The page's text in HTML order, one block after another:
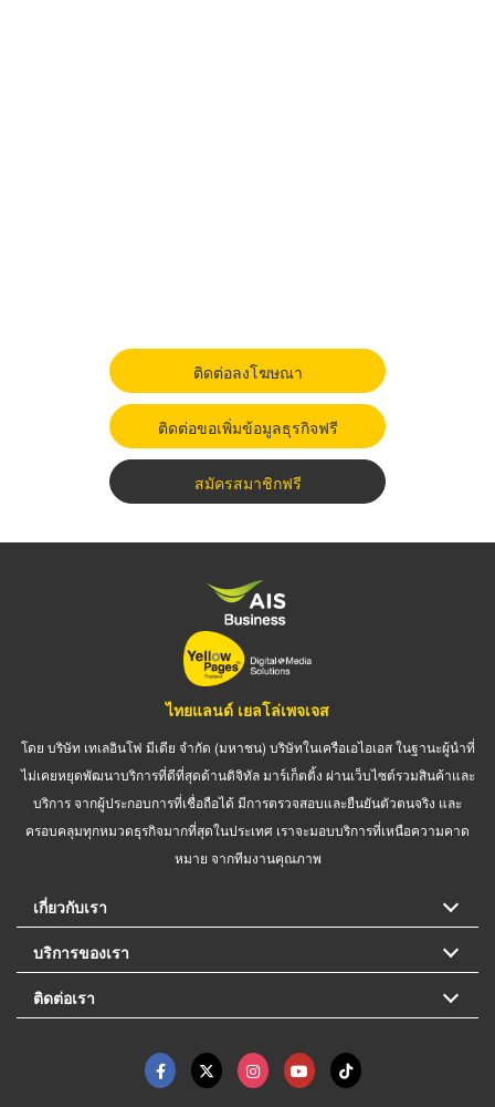
ติดต่อลงโฆษณา
ติดต่อขอเพิ่มข้อมูลธุรกิจฟรี
สมัครสมาชิกฟรี
ไทยแลนด์ เยลโล่เพจเจส
โดย บริษัท เทเลอินโฟ มีเดีย จำกัด (มหาชน) บริษัทในเครือเอไอเอส ในฐานะผู้นำที่
ไม่เคยหยุดพัฒนาบริการที่ดีที่สุดด้านดิจิทัล มาร์เก็ตติ้ง ผ่านเว็บไซต์รวมสินค้าและ
บริการ จากผู้ประกอบการที่เชื่อถือได้ มีการตรวจสอบและยืนยันตัวตนจริง และ
ครอบคลุมทุกหมวดธุรกิจมากที่สุดในประเทศ เราจะมอบบริการที่เหนือความคาด
หมาย จากทีมงานคุณภาพ
เกี่ยวกับเรา
บริการของเรา
ติดต่อเรา